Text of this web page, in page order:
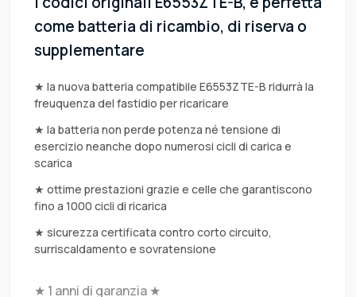
come batteria di ricambio, di riserva o
supplementare
★ la nuova batteria compatibile E6553ZTE-B ridurrà la
freuquenza del fastidio per ricaricare
★ la batteria non perde potenza né tensione di
esercizio neanche dopo numerosi cicli di carica e
scarica
★ ottime prestazioni grazie e celle che garantiscono
fino a 1000 cicli di ricarica
★ sicurezza certificata contro corto circuito,
surriscaldamento e sovratensione
★ 1 anni di garanzia ★